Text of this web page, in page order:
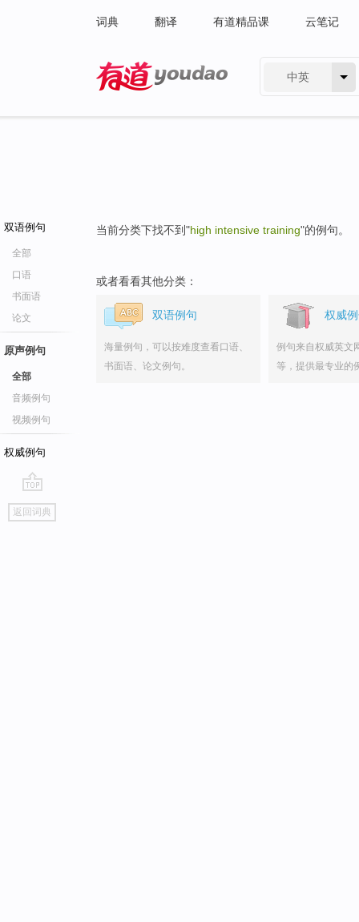
词典 翻译 有道精品课 云笔记
中英
双语例句
全部
口语
书面语
论文
原声例句
全部
音频例句
视频例句
权威例句
go
top
返回词典
当前分类下找不到"high intensive training"的例句。
或者看看其他分类：
双语例句
海量例句，可以按难度查看口语、
书面语、论文例句。
权威
例句来自权威英文
等，提供最专业的